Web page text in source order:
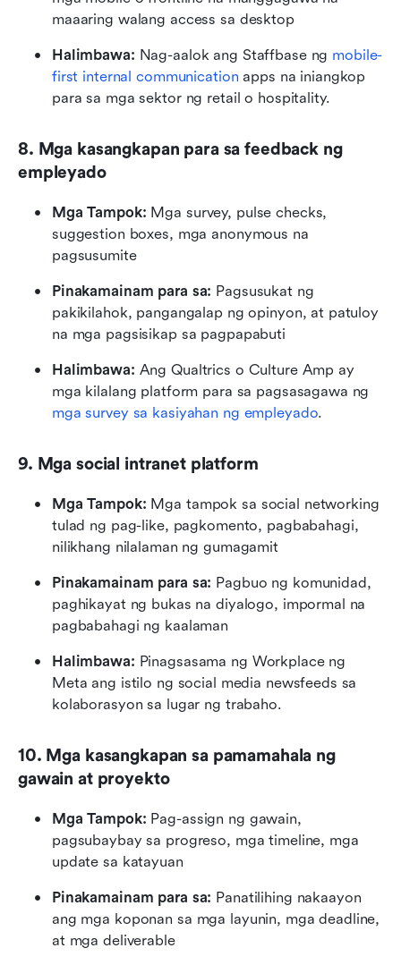
maaaring walang access sa desktop
Halimbawa: Nag-aalok ang Staffbase ng mobile-
first internal communication apps na iniangkop
para sa mga sektor ng retail o hospitality.
8. Mga kasangkapan para sa feedback ng
empleyado
Mga Tampok: Mga survey, pulse checks,
suggestion boxes, mga anonymous na
pagsusumite
Pinakamainam para sa: Pagsusukat ng
pakikilahok, pangangalap ng opinyon, at patuloy
na mga pagsisikap sa pagpapabuti
Halimbawa: Ang Qualtrics o Culture Amp ay
mga survey sa kasiyahan ng empleyado.
9. Mga social intranet platform
Mga Tampok: Mga tampok sa social networking
tulad ng pag-like, pagkomento, pagbabahagi,
nilikhang nilalaman ng gumagamit
Pinakamainam para sa: Pagbuo ng komunidad,
paghikayat ng bukas na diyalogo, impormal na
pagbabahagi ng kaalaman
Halimbawa: Pinagsasama ng Workplace ng
Meta ang istilo ng social media newsfeeds sa
kolaborasyon sa lugar ng trabaho.
10. Mga kasangkapan sa pamamahala ng
gawain at proyekto
Mga Tampok: Pag-assign ng gawain,
pagsubaybay sa progreso, mga timeline, mga
update sa katayuan
Pinakamainam para sa: Panatilihing nakaayon
ang mga koponan sa mga layunin, mga deadline,
at mga deliverable